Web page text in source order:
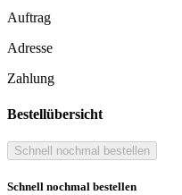
Auftrag
Adresse
Zahlung
Bestellübersicht
Schnell nochmal bestellen
Schnell nochmal bestellen